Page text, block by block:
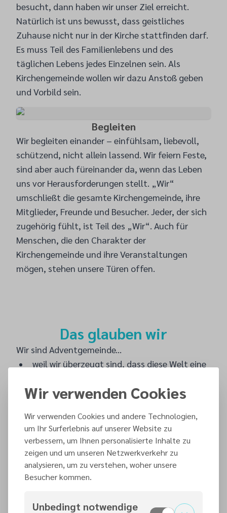
besucht, dann haben wir unser Ziel erreicht.
Natürlich ist uns bewusst, dass geistliches
Zuhause nicht nur in der Kirche stattfinden darf.
Es muss Teil des Familienlebens und des
täglichen Lebens jedes Einzelnen sein. Als
Kirchengemeinde wollen wir dazu Anstoß geben
und Vorbild sein.
Begleiten
Wir begleiten einander – einfühlsam, liebevoll,
schützend, nicht allein lassend. Wir feiern Feste,
sind aber auch füreinander da, wenn das Leben
uns vor Herausforderungen stellt. „Wir“
umschließt die gesamte Kirchengemeinde, ihre
Mitglieder, Freunde und Besucher. Jeder, der sich
zugehörig fühlt, ist Teil des „Wir“. Auch für
Menschen, die den Charakter der
Kirchengemeinde und ihre Veranstaltungen
mögen, stehen unsere Türen offen.
Das glauben wir
Wir sind Adventgemeinde...
weil wir überzeugt sind, dass diese Welt eine
weil wir glauben, dass diese Hoffnung nur
weil wir glauben, dass sich diese Hoffnung
schon in diesem Leben auswirken kann,
weil wir diese Hoffnung durch Gemeinschaft
festigen wollen,
weil wir diese Hoffnung an jeden Suchenden
weil wir überzeugt sind, dass es sich lohnt
Wir verwenden Cookies
Wir verwenden Cookies und andere Technologien,
um Ihr Surferlebnis auf unserer Website zu
verbessern, um Ihnen personalisierte Inhalte zu
zeigen und um unseren Netzwerkverkehr zu
analysieren, um zu verstehen, woher unsere
Besucher kommen.
Unbedingt notwendige